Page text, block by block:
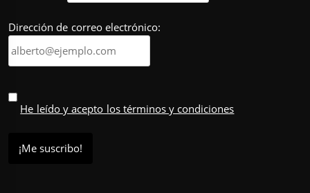
Dirección de correo electrónico:
He leído y acepto los términos y condiciones